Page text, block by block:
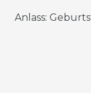
Anlass: